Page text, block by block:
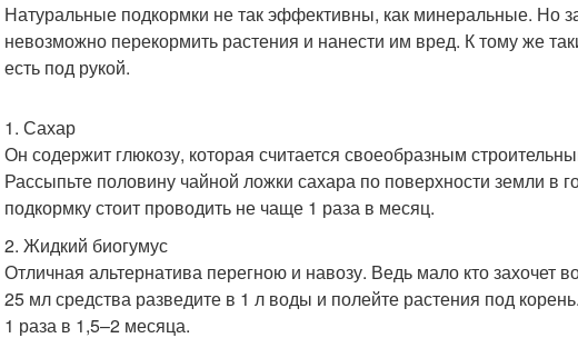
Натуральные подкормки не так эффективны, как минеральные. Но
невозможно перекормить растения и нанести им вред. К тому же
есть под рукой.
1. Сахар
Он содержит глюкозу, которая считается своеобразным
Рассыпьте половину чайной ложки сахара по поверхности земли в
подкормку стоит проводить не чаще 1 раза в месяц.
2. Жидкий биогумус
Отличная альтернатива перегною и навозу. Ведь мало кто захочет
25 мл средства разведите в 1 л воды и полейте растения под
1 раза в 1,5–2 месяца.